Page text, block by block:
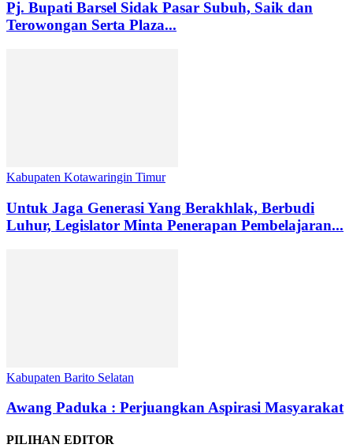
Pj. Bupati Barsel Sidak Pasar Subuh, Saik dan
Terowongan Serta Plaza...
Kabupaten Kotawaringin Timur
Untuk Jaga Generasi Yang Berakhlak, Berbudi
Luhur, Legislator Minta Penerapan Pembelajaran...
Kabupaten Barito Selatan
Awang Paduka : Perjuangkan Aspirasi Masyarakat
PILIHAN EDITOR